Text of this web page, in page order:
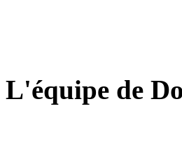
L'équipe de